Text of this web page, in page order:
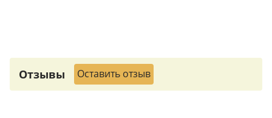
Отзывы Оставить отзыв